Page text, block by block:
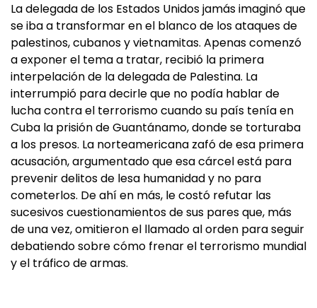
La delegada de los Estados Unidos jamás imaginó que
se iba a transformar en el blanco de los ataques de
palestinos, cubanos y vietnamitas. Apenas comenzó
a exponer el tema a tratar, recibió la primera
interpelación de la delegada de Palestina. La
interrumpió para decirle que no podía hablar de
lucha contra el terrorismo cuando su país tenía en
Cuba la prisión de Guantánamo, donde se torturaba
a los presos. La norteamericana zafó de esa primera
acusación, argumentado que esa cárcel está para
prevenir delitos de lesa humanidad y no para
cometerlos. De ahí en más, le costó refutar las
sucesivos cuestionamientos de sus pares que, más
de una vez, omitieron el llamado al orden para seguir
debatiendo sobre cómo frenar el terrorismo mundial
y el tráfico de armas.